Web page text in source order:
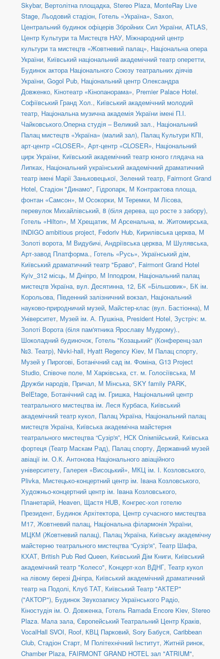
Skybar, Вертолітна площадка, Stereo Plaza, MonteRay Live
Stage, Льодовий стадіон, Готель «Україна», Saxon,
Центральний будинок офіцерів Збройних Сил України, ATLAS,
Центр Культури та Мистецтв НАУ, Міжнародний центр
культури та мистецтв «Жовтневий палац», Національна опера
України, Київський національний академічний театр оперетти,
Будинок актора Національного Союзу театральних діячів
України, Gogol Pub, Національний центр Олександра
Довженко, Кінотеатр «Кінопанорама», Premier Palace Hotel.
Софіївський Гранд Хол., Київський академічний молодий
театр, Національна музична академія України імені П.І.
Чайковського.Оперна студія – Великий зал., Національний
Палац мистецтв «Україна» (малий зал), Палац Культури КПІ,
арт-центр «CLOSER», Арт-центр «CLOSER», Національний
цирк України, Київський академічний театр юного глядача на
Липках, Національний український академічний драматичний
театр імені Марії Заньковецької, Зелений театр, Fairmont Grand
Hotel, Стадіон "Динамо", Гідропарк, М Контрактова площа,
фонтан «Самсон», М Осокорки, М Теремки, М Лісова,
перевулок Михайлівський, 8 (біля дерева, що росте з забору),
Готель «Hilton», М Хрещатик, М Арсенальна, м. Житомирська,
INDIGO ambitious project, Fedoriv Hub, Кирилівська церква, М
Золоті ворота, М Видубичі, Андріївська церква, М Шулявська,
Арт-завод Платформа., Готель «Русь», Український дім,
Київський драматичний театр "Браво", Fairmont Grand Hotel
Kyiv_312 місць, М Дніпро, М Іпподром, Національний палац
мистецтв Україна, вул. Десятинна, 12, БК «Більшовик», БК ім.
Корольова, Південний залізничний вокзал, Національний
науково-природничий музей, Майстер-клас (вул. Бастіонна), М
Університет, Музей ім. А. Пушкіна, President Hotel, Зустріч: м.
Золоті Ворота (біля пам'ятника Ярославу Мудрому).,
Шоколадний будиночок, Готель "Козацький" (Конференц-зал
№3. Театр), Nivki-hall, Hyatt Regency Kiev, М Палац спорту,
Музей у Пирогові, Ботанічний сад ім. Фоміна, G13 Project
Studio, Співоче поле, М Харківська, ст. м. Голосіївська, М
Дружби народів, Причал, М Мінська, SKY family PARK,
BelEtage, Ботанічний сад ім. Гришка, Національний центр
театрального мистецтва ім. Леся Курбаса, Київський
академічний театр кукол, Палац Україна, Національний палац
мистецтв Україна, Київська академічна майстерня
театрального мистецтва “Сузір'я”, НСК Олімпійський, Київська
фортеця (Театр Маскам Рад), Палац спорту, Державний музей
авіації ім. О.К. Антонова Національного авіаційного
університету, Галерея «Висоцький», МКЦ ім. І. Козловського,
Plivka, Мистецько-концертний центр ім. Івана Козловського,
Художньо-концертний центр ім. Івана Козловського,
Планетарій, Heaven, Щастя HUB, Конгрес-хол готелю
Президент, Будинок Архітектора, Центр сучасного мистецтва
М17, Жовтневий палац, Національна філармонія України,
МЦКМ (Жовтневий палац), Палац Україна, Київську академічну
майстерню театрального мистецтва “Сузір'я”, Театр Шафа,
КХАТ, British Pub Red Queen, Київський Дім Книги, Київський
академічний театр "Колесо", Концерт-хол ВДНГ, Театр кукол
на лівому березі Дніпра, Київський академічний драматичний
театр на Подолі, Клуб ТАТ, Київський Театр "АКТЕР"
("АКТОР"), Будинок Звукозапису Українського Радіо,
Кіностудія ім. О. Довженка, Готель Ramada Encore Kiev, Stereo
Plaza. Мала зала, Європейський Театральний Центр Краків,
VocalHall SVOI, Roof, КВЦ Парковий, Sory Бабуся, Caribbean
Club, Стадіон Старт, М Політехнічний Інститут, Житній ринок,
Chamber Plaza, FAIRMONT GRAND HOTEL зал "ATRIUM",